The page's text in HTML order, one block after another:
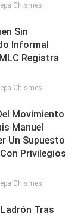
Chismes
Sin
Informal
Registra
Chismes
Movimiento
Manuel
Un Supuesto
Privilegios
Chismes
Tras